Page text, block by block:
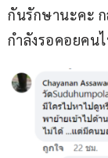
กันรักษานะคะ
กำลังรอคอยคน